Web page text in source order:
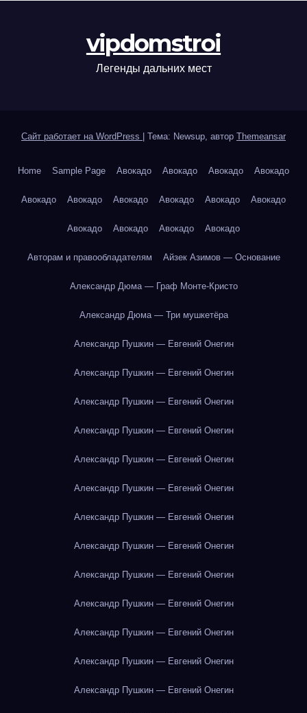
vipdomstroi
Легенды дальних мест
Сайт работает на WordPress Тема: Newsup, автор Themeansar
Home Sample Page Авокадо Авокадо Авокадо Авокадо
Авокадо Авокадо Авокадо Авокадо Авокадо Авокадо
Авокадо Авокадо Авокадо Авокадо
Авторам и правообладателям Айзек Азимов — Основание
Александр Дюма — Граф Монте-Кристо
Александр Дюма — Три мушкетёра
Александр Пушкин — Евгений Онегин
Александр Пушкин — Евгений Онегин
Александр Пушкин — Евгений Онегин
Александр Пушкин — Евгений Онегин
Александр Пушкин — Евгений Онегин
Александр Пушкин — Евгений Онегин
Александр Пушкин — Евгений Онегин
Александр Пушкин — Евгений Онегин
Александр Пушкин — Евгений Онегин
Александр Пушкин — Евгений Онегин
Александр Пушкин — Евгений Онегин
Александр Пушкин — Евгений Онегин
Александр Пушкин — Евгений Онегин